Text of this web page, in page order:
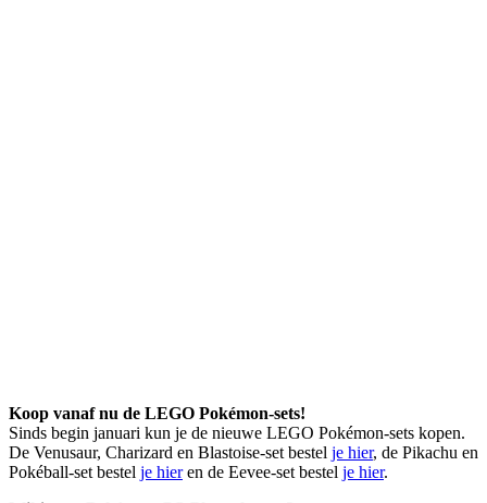
Koop vanaf nu de LEGO Pokémon-sets!
Sinds begin januari kun je de nieuwe LEGO Pokémon-sets kopen.
De Venusaur, Charizard en Blastoise-set bestel je hier, de Pikachu en
Pokéball-set bestel je hieren de Eevee-set bestel je hier.